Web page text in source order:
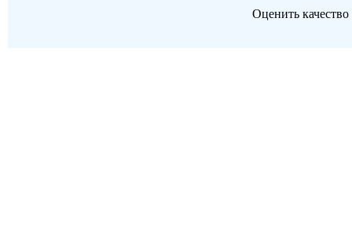
Оценить